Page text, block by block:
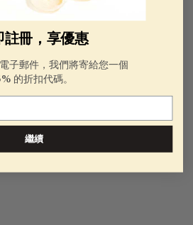
註冊，享優惠
子郵件，我們將寄給您一個
的折扣代碼。
繼續